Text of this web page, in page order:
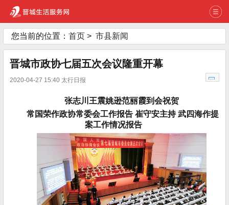
您当前的位置： 首页 > 市县新闻
晋城市政协七届五次会议隆重开幕
2020-04-27 15:40 太行日报
张志川王震姚逊范丽霞到会祝贺
常国荣作政协常委会工作报告 崔守安主持 武四海作提
案工作情况报告